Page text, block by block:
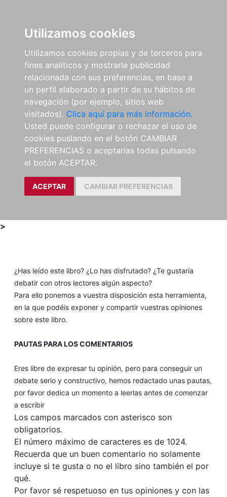
Utilizamos cookies
Utilizamos cookies propias y de terceros para
fines analíticos y mostrarle publicidad
relacionada con sus preferencias, en base a
un perfil elaborado a partir de su hábitos de
navegación (por ejemplo, sitios web
visitados). Clica aquí para más información.
Usted puede configurar o rechazar el uso de
cookies puslando en el botón CAMBIAR
PREFERENCIAS o aceptarlas todas pulsando
el botón ACEPTAR.
ACEPTAR CAMBIAR PREFERENCIAS
>
¿Has leído este libro? ¿Lo has disfrutado? ¿Te gustaría
debatir con otros lectores algún aspecto?
Para ello ponemos a vuestra disposición esta herramienta,
en la que podéis exponer y compartir vuestras opiniones
sobre este libro.
PAUTAS PARA LOS COMENTARIOS
Eres libre de expresar tu opinión, pero para conseguir un
debate serio y constructivo, hemos redactado unas pautas,
por favor dedica un momento a leerlas antes de comenzar
a escribir
Los campos marcados con asterisco son
obligatorios.
El número máximo de caracteres es de 1024.
Recuerda que un buen comentario no solamente
incluye si te gusta o no el libro sino también el por
qué.
Por favor sé respetuoso en tus opiniones y con las